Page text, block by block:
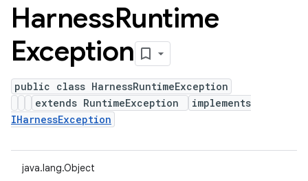
HarnessRuntime
Exception
public class HarnessRuntimeException
extends RuntimeException
implements
IHarnessException
java.lang.Object